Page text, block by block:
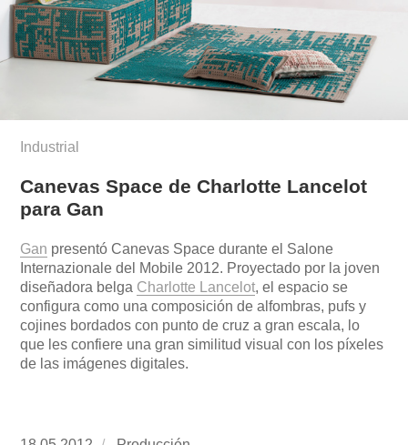
Industrial
Canevas Space de Charlotte Lancelot
para Gan
Gan presentó Canevas Space durante el Salone
Internazionale del Mobile 2012. Proyectado por la joven
diseñadora belga Charlotte Lancelot, el espacio se
configura como una composición de alfombras, pufs y
cojines bordados con punto de cruz a gran escala, lo
que les confiere una gran similitud visual con los píxeles
de las imágenes digitales.